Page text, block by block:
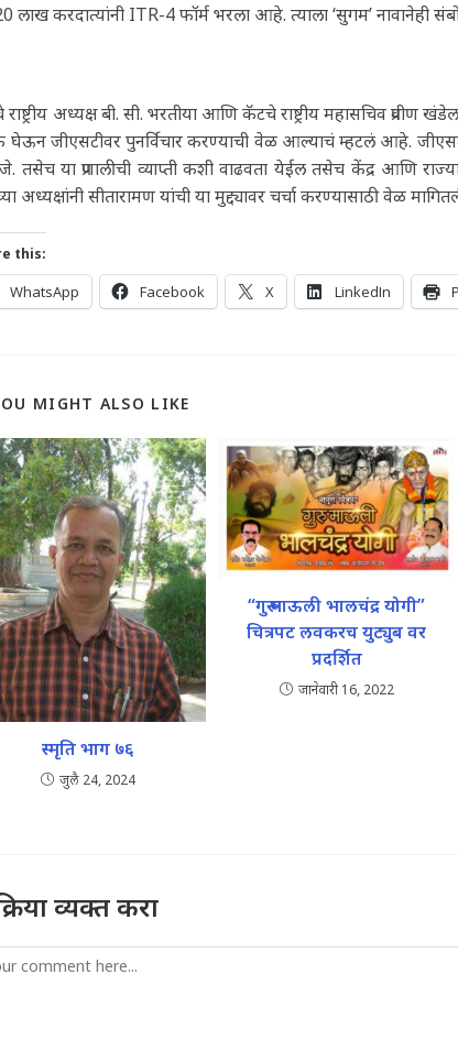
लाख करदात्यांनी ITR-4 फॉर्म भरला आहे. त्याला ‘सुगम’ नावानेही
अध्यक्ष बी. सी. भरतीया आणि कॅटचे राष्ट्रीय महासचिव प्रवीण
जीएसटीवर पुनर्विचार करण्याची वेळ आल्याचं म्हटलं आहे. जीएसटी
तसेच या प्रणालीची व्याप्ती कशी वाढवता येईल तसेच केंद्र आणि
अध्यक्षांनी सीतारामण यांची या मुद्द्यावर चर्चा करण्यासाठी वेळ
this:
WhatsApp Facebook X LinkedIn
MIGHT ALSO LIKE
स्मृति भाग ७६
जुलै 24, 2024
“गुरू माऊली भालचंद्र योगी”
चित्रपट लवकरच युट्युब वर
प्रदर्शित
जानेवारी 16, 2022
व्यक्त करा